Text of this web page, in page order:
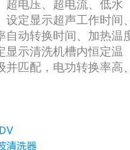
超电压、超电流、低水
设定显示超声工作时间
自动转换时间、加热温
显示清洗机槽内恒定温
匹配，电功转换率高